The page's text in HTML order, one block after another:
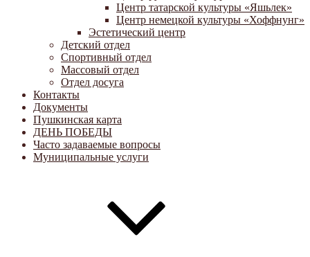
Центр татарской культуры «Яшьлек»
Центр немецкой культуры «Хоффнунг»
Эстетический центр
Детский отдел
Спортивный отдел
Массовый отдел
Отдел досуга
Контакты
Документы
Пушкинская карта
ДЕНЬ ПОБЕДЫ
Часто задаваемые вопросы
Муниципальные услуги